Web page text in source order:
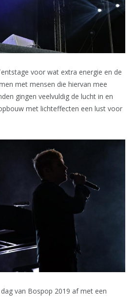
voor wat extra energie en de
met mensen die hiervan mee
gingen veelvuldig de lucht in en
met lichteffecten een lust voor
van Bospop 2019 af met een